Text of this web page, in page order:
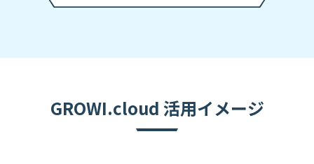
GROWI.cloud 活用イメージ